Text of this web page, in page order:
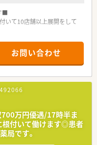
■
いて10店舗以上展開をして
・介護事業にも参入してお
す。
間をご利用いただく皆様に費
を入れています。
に行い、薬物事故防止はもち
。
お問い合わせ
492066
万円優遇/17時半ま
根付いて働けます◎患者
局です。